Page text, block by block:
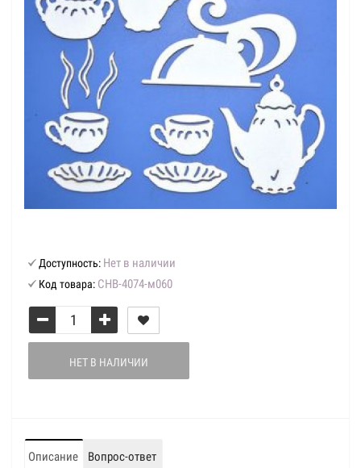
Доступность: Нет в наличии
Код товара: CHB-4074-м060
НЕТ В НАЛИЧИИ
Описание Вопрос-ответ